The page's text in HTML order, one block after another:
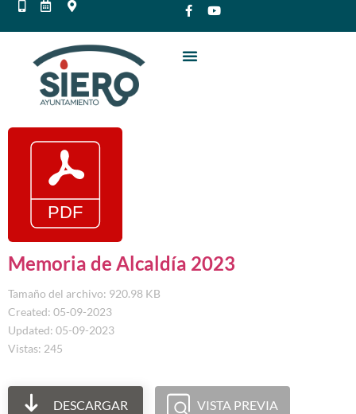
Memoria de Alcaldía 2023
Tamaño del archivo: 920.98 KB
Created: 05-09-2023
Updated: 05-09-2023
Vistas: 245
DESCARGAR VISTA PREVIA